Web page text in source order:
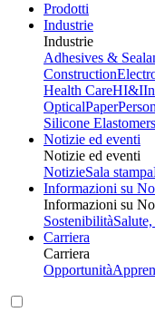
Prodotti
Industrie
Industrie
Adhesives &
Construction
Health CareHI&I
OpticalPaper
Silicone Elastomers
Notizie ed eventi
Notizie ed eventi
NotizieSala stampa
Informazioni su
Informazioni su
Sostenibilità
Carriera
Carriera
Opportunità